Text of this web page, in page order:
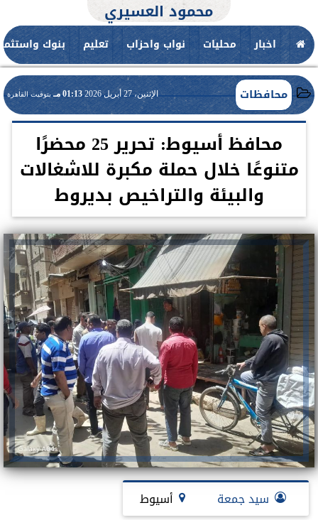
محمود العسيري
اخبار محليات نواب واحزاب تعليم بنوك
محافظات الإثنين، 27 أبريل 2026 01:13 مـ بتوقيت القاهرة
محافظ أسيوط: تحرير 25 محضرًا
متنوعًا خلال حملة مكبرة للاشغالات
والبيئة والتراخيص بديروط
سيد جمعة أسيوط